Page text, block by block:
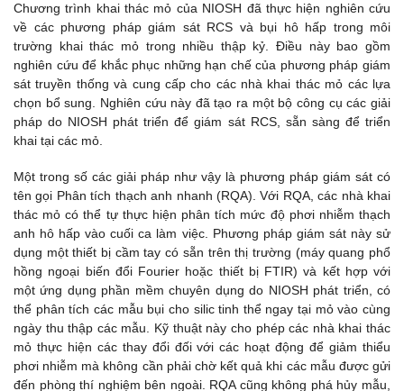
Chương trình khai thác mỏ của NIOSH đã thực hiện nghiên cứu
về các phương pháp giám sát RCS và bụi hô hấp trong môi
trường khai thác mỏ trong nhiều thập kỷ. Điều này bao gồm
nghiên cứu để khắc phục những hạn chế của phương pháp giám
sát truyền thống và cung cấp cho các nhà khai thác mỏ các lựa
chọn bổ sung. Nghiên cứu này đã tạo ra một bộ công cụ các giải
pháp do NIOSH phát triển để giám sát RCS, sẵn sàng để triển
khai tại các mỏ.
Một trong số các giải pháp như vậy là phương pháp giám sát có
tên gọi Phân tích thạch anh nhanh (RQA). Với RQA, các nhà khai
thác mỏ có thể tự thực hiện phân tích mức độ phơi nhiễm thạch
anh hô hấp vào cuối ca làm việc. Phương pháp giám sát này sử
dụng một thiết bị cầm tay có sẵn trên thị trường (máy quang phổ
hồng ngoại biến đổi Fourier hoặc thiết bị FTIR) và kết hợp với
một ứng dụng phần mềm chuyên dụng do NIOSH phát triển, có
thể phân tích các mẫu bụi cho silic tinh thể ngay tại mỏ vào cùng
ngày thu thập các mẫu. Kỹ thuật này cho phép các nhà khai thác
mỏ thực hiện các thay đổi đối với các hoạt động để giảm thiểu
phơi nhiễm mà không cần phải chờ kết quả khi các mẫu được gửi
đến phòng thí nghiệm bên ngoài. RQA cũng không phá hủy mẫu,